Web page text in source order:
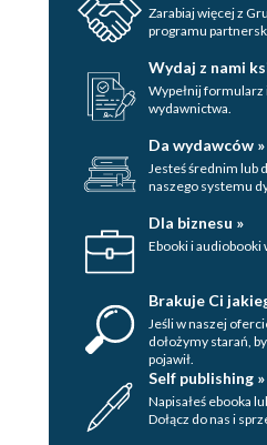
Zarabiaj więcej z
programu
Wydaj z nami
Wypełnij
wydawnictwa.
Da wydawców »
Jesteś średnim lub
naszego systemu
Dla biznesu »
Ebooki i audiobooki
Brakuje Ci
Jeśli w naszej
dołożymy starań,
pojawił.
Self publishing »
Napisałeś ebooka
Dołącz do nas i